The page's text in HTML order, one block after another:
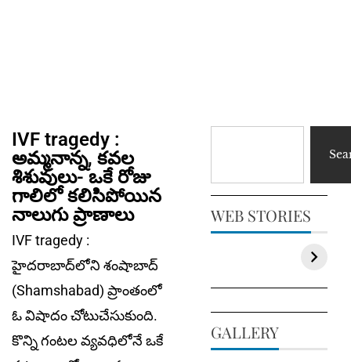
IVF tragedy :
అమ్మ‌నాన్న‌, క‌వ‌ల
శిశువులు- ఒకే రోజు
గాలిలో క‌లిసిపోయిన
నాలుగు ప్రాణాలు
IVF tragedy :
హైదరాబాద్‌లోని శంషాబాద్
(Shamshabad) ప్రాంతంలో
ఓ విషాదం చోటుచేసుకుంది.
కొన్ని గంట‌ల వ్య‌వ‌ధిలోనే ఒకే
WEB STORIES
GALLERY